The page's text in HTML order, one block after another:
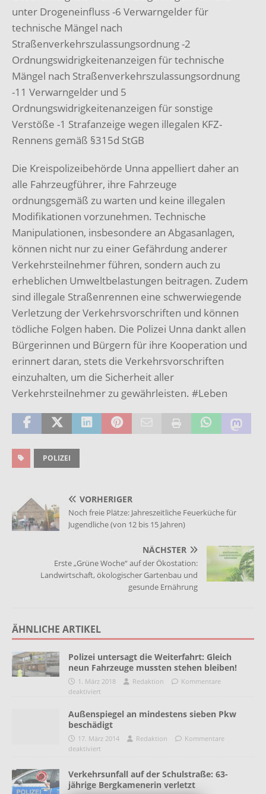
unter Drogeneinfluss -6 Verwarngelder für
technische Mängel nach
Straßenverkehrszulassungsordnung -2
Ordnungswidrigkeitenanzeigen für technische
Mängel nach Straßenverkehrszulassungsordnung
-11 Verwarngelder und 5
Ordnungswidrigkeitenanzeigen für sonstige
Verstöße -1 Strafanzeige wegen illegalen KFZ-
Rennens gemäß §315d StGB
Die Kreispolizeibehörde Unna appelliert daher an
alle Fahrzeugführer, ihre Fahrzeuge
ordnungsgemäß zu warten und keine illegalen
Modifikationen vorzunehmen. Technische
Manipulationen, insbesondere an Abgasanlagen,
können nicht nur zu einer Gefährdung anderer
Verkehrsteilnehmer führen, sondern auch zu
erheblichen Umweltbelastungen beitragen. Zudem
sind illegale Straßenrennen eine schwerwiegende
Verletzung der Verkehrsvorschriften und können
tödliche Folgen haben. Die Polizei Unna dankt allen
Bürgerinnen und Bürgern für ihre Kooperation und
erinnert daran, stets die Verkehrsvorschriften
einzuhalten, um die Sicherheit aller
Verkehrsteilnehmer zu gewährleisten. #Leben
POLIZEI
VORHERIGER
Noch freie Plätze: Jahreszeitliche Feuerküche für
Jugendliche (von 12 bis 15 Jahren)
NÄCHSTER
Erste „Grüne Woche“ auf der Ökostation:
Landwirtschaft, ökologischer Gartenbau und
gesunde Ernährung
ÄHNLICHE ARTIKEL
Polizei untersagt die Weiterfahrt: Gleich
neun Fahrzeuge mussten stehen bleiben!
1. März 2018 Redaktion
Kommentare
deaktiviert
Außenspiegel an mindestens sieben Pkw
beschädigt
17. März 2014 Redaktion
Kommentare
deaktiviert
Verkehrsunfall auf der Schulstraße: 63-
jährige Bergkamenerin verletzt